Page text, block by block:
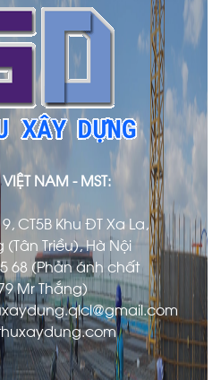
NAM - MST:
CT5B Khu ĐT Xa La,
Triều), Hà Nội
68 (Phản ánh chất
Mr Thắng)